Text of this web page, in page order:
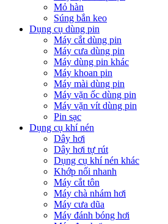
Mỏ hàn
Súng bắn keo
Dụng cụ dùng pin
Máy cắt dùng pin
Máy cưa dùng pin
Máy dùng pin khác
Máy khoan pin
Máy mài dùng pin
Máy vặn ốc dùng pin
Máy vặn vít dùng pin
Pin sạc
Dụng cụ khí nén
Dây hơi
Dây hơi tự rút
Dụng cụ khí nén khác
Khớp nối nhanh
Máy cắt tôn
Máy chà nhám hơi
Máy cưa dũa
Máy đánh bóng hơi